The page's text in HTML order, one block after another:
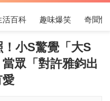
活百科 趣味爆笑 奇聞怪
小S驚覺「大S
眾「對許雅鈞出
愛